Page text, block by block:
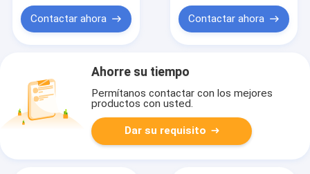
Contactar ahora Contactar ahora
Ahorre su tiempo
Permítanos contactar con los mejores
productos con usted.
Dar su requisito